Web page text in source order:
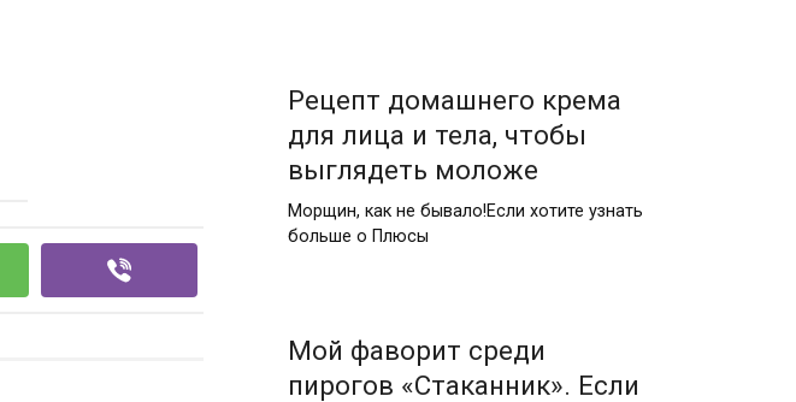
Рецепт домашнего крема
для лица и тела, чтобы
выглядеть моложе
Морщин, как не бывало!Если хотите узнать
больше о Плюсы
Мой фаворит среди
пирогов «Стаканник». Если